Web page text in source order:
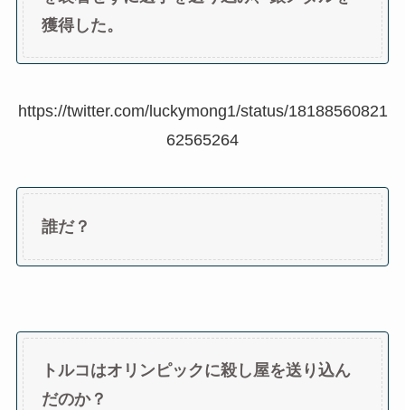
獲得した。
https://twitter.com/luckymong1/status/18188560821
62565264
誰だ？
トルコはオリンピックに殺し屋を送り込ん
だのか？